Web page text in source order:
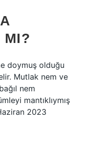
MI?
doymuş olduğu
Mutlak nem ve
nem
mantıklıymış
2023